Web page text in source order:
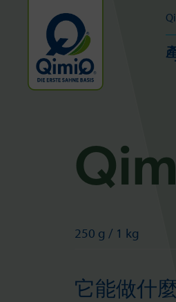
250 g / 1 kg
它能做什